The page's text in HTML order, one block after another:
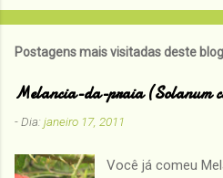
Postagens mais visitadas deste blog
Melancia-da-praia (Solanum
- Dia: janeiro 17, 2011
Você já comeu